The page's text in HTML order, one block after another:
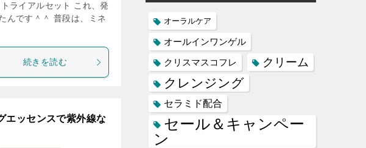
ライアルセット これ、発
んです＾＾ 普段は、ミネ
続きを読む
エッセンスで紫外線な
オーラルケア
オールインワンゲル
クリスマスコフレ
クリーム
クレンジング
セラミド配合
セール＆キャンペー
ン